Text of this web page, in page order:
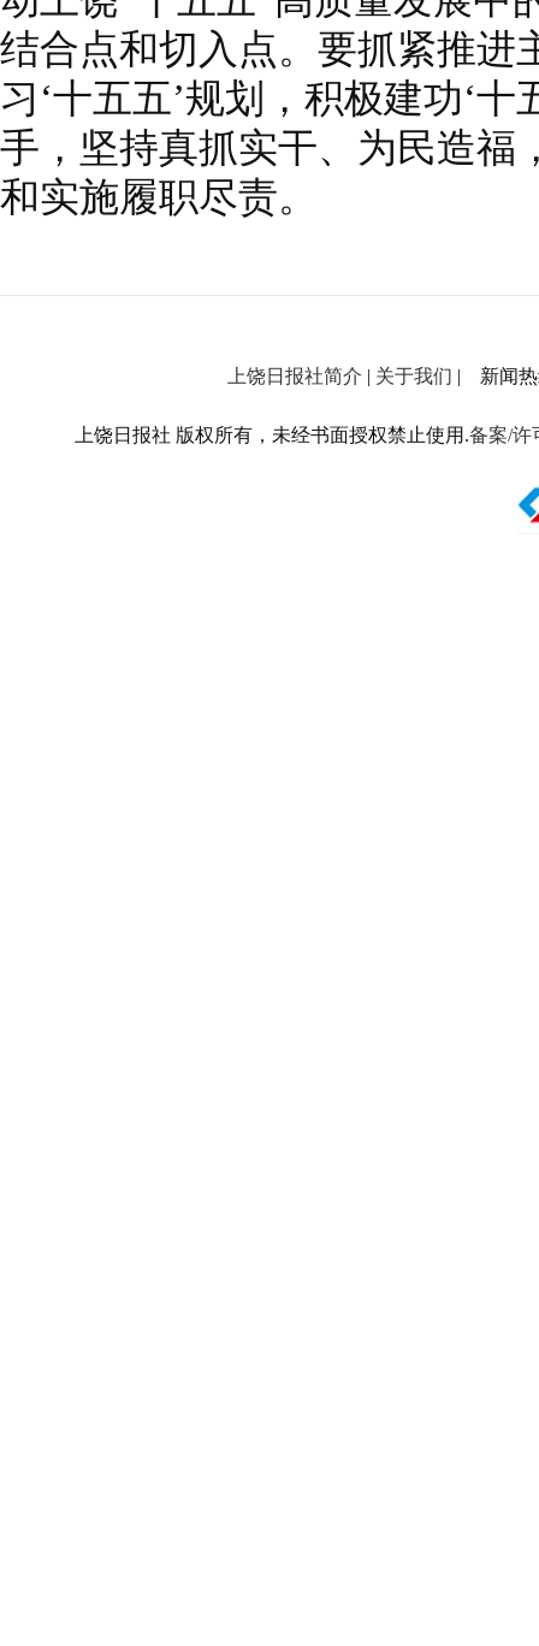
结合点和切入点。要抓紧推进
习‘十五五’规划，积极建功‘
手，坚持真抓实干、为民造福
和实施履职尽责。
上饶日报社简介 | 关于我们 | 新闻热
上饶日报社 版权所有，未经书面授权禁止使用.备案/许